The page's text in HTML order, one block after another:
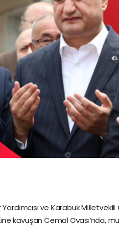
ve Karabük
kavuşan Cemal Ovası’nda,